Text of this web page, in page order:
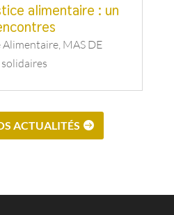
alimentaire : un
Alimentaire, MAS DE
ACTUALITÉS